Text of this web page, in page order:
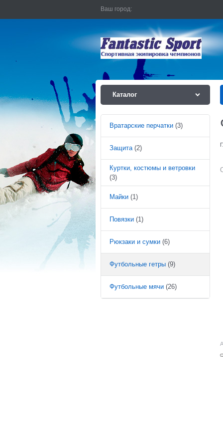
Ваш город:
Каталог
Вратарские перчатки (3)
Защита (2)
Куртки, костюмы и ветровки
(3)
Майки (1)
Повязки (1)
Рюкзаки и сумки (6)
Футбольные гетры (9)
Футбольные мячи (26)